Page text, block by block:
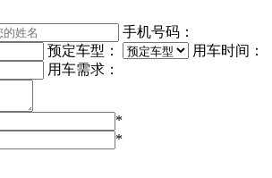
手机号码：
预定车型：
用车时间：
用车需求：
*
*